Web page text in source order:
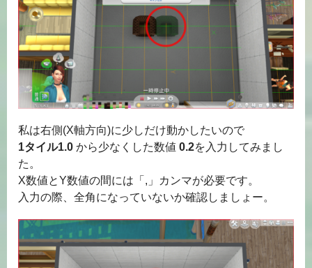
私は右側(X軸方向)に少しだけ動かしたいので
1タイル1.0 から少なくした数値 0.2を入力してみまし
た。
X数値とY数値の間には「,」カンマが必要です。
入力の際、全角になっていないか確認しましょー。